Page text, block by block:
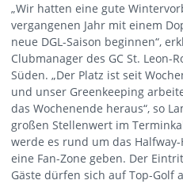
„Wir hatten eine gute
vergangenen Jahr mit einem
neue DGL-Saison beginnen“,
Clubmanager des GC St.
Süden. „Der Platz ist seit
und unser Greenkeeping
das Wochenende heraus“, so
großen Stellenwert im
werde es rund um das
eine Fan-Zone geben. Der
Gäste dürfen sich auf Top-Golf